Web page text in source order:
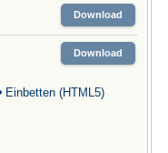
Download
Download
Einbetten (HTML5)